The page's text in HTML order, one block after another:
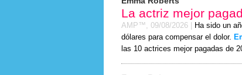
La actriz mejor
AMP™, 09/08/2026
Ha sido un
dólares para compensar el dolor.
las 10 actrices mejor pagadas de